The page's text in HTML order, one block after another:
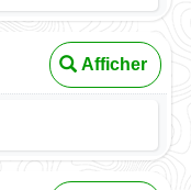
Afficher